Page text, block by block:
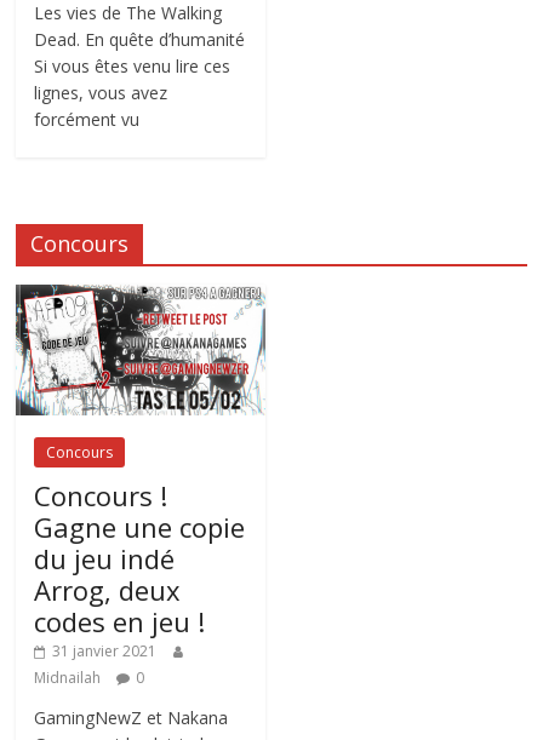
Les vies de The Walking
Dead. En quête d’humanité
Si vous êtes venu lire ces
lignes, vous avez
forcément vu
Concours
Concours
Concours !
Gagne une copie
du jeu indé
Arrog, deux
codes en jeu !
31 janvier 2021
Midnailah
0
GamingNewZ et Nakana